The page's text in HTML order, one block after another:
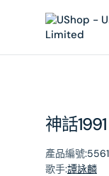
神話
產品編號:
歌手:譚詠麟